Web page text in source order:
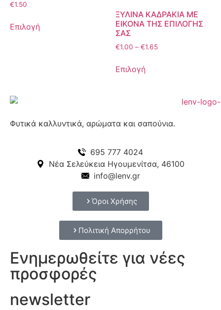
€1.50
Επιλογή
ΞΥΛΙΝΑ ΚΑΔΡΑΚΙΑ ΜΕ
ΕΙΚΟΝΑ ΤΗΣ ΕΠΙΛΟΓΗΣ
ΣΑΣ
€1.00 – €1.65
Επιλογή
Φυτικά καλλυντικά, αρώματα και σαπούνια.
695 777 4024
Νέα Σελεύκεια Ηγουμενίτσα, 46100
info@lenv.gr
Όροι Χρήσης
Πολιτική Απορρήτου
Ενημερωθείτε για νέες
προσφορές
newsletter